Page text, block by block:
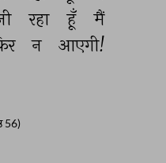
रहा हूँ
मैं
न आएगी!
56)